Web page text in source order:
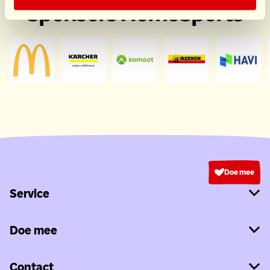
Sponsors HomeSports
Doe mee
Contact
Service
Doe mee